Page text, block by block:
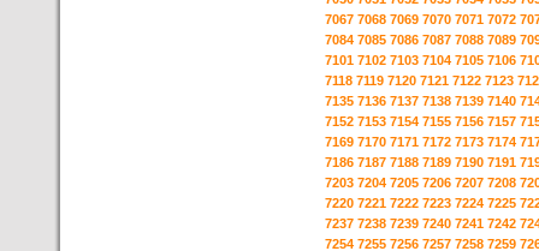
7067 7068 7069 7070 7071 7072
7084 7085 7086 7087 7088 7089
7101 7102 7103 7104 7105 7106
7118 7119 7120 7121 7122 7123
7135 7136 7137 7138 7139 7140
7152 7153 7154 7155 7156 7157
7169 7170 7171 7172 7173 7174
7186 7187 7188 7189 7190 7191
7203 7204 7205 7206 7207 7208
7220 7221 7222 7223 7224 7225
7237 7238 7239 7240 7241 7242
7254 7255 7256 7257 7258 7259